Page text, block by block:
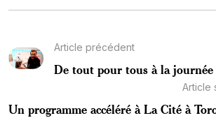
Article précédent
De tout pour tous à la
Article
Un programme accéléré à La Cité à